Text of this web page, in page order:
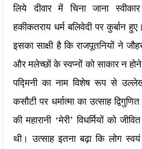
लिये दीवार में चिना जाना
हकीकतराय धर्म बलिवेदी पर कुर्बान
इसका साक्षी है कि राजपूतनियों ने
और मलेच्छों के स्वप्नों को साकार न होने
पद्मिनी का नाम विशेष रूप से
कसौटी पर धर्मात्मा का उत्साह
की महारानी ‘मेरी’ विधर्मियों को
थी। उत्साह इतना बढ़ा कि लोग